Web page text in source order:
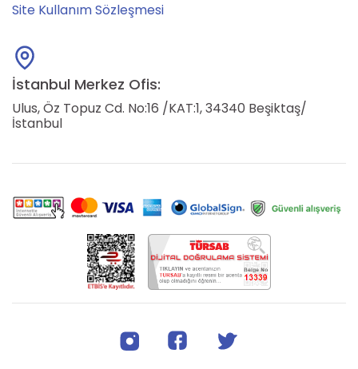
Site Kullanım Sözleşmesi
İstanbul Merkez Ofis:
Ulus, Öz Topuz Cd. No:16 /KAT:1, 34340 Beşiktaş/
İstanbul